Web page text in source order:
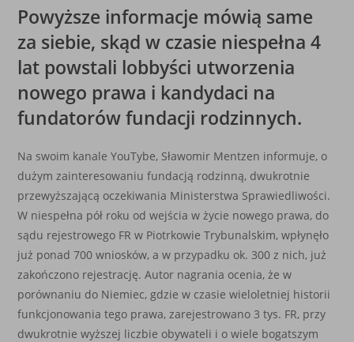
Powyższe informacje mówią same
za siebie, skąd w czasie niespełna 4
lat powstali lobbyści utworzenia
nowego prawa i kandydaci na
fundatorów fundacji rodzinnych.
Na swoim kanale YouTybe, Sławomir Mentzen informuje, o
dużym zainteresowaniu fundacją rodzinną, dwukrotnie
przewyższającą oczekiwania Ministerstwa Sprawiedliwości.
W niespełna pół roku od wejścia w życie nowego prawa, do
sądu rejestrowego FR w Piotrkowie Trybunalskim, wpłynęło
już ponad 700 wniosków, a w przypadku ok. 300 z nich, już
zakończono rejestrację. Autor nagrania ocenia, że w
porównaniu do Niemiec, gdzie w czasie wieloletniej historii
funkcjonowania tego prawa, zarejestrowano 3 tys. FR, przy
dwukrotnie wyższej liczbie obywateli i o wiele bogatszym